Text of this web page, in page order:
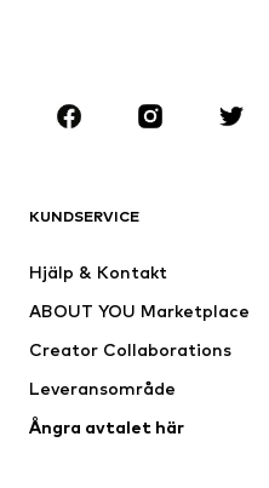
KLÄDER
Jackor
Badkläder
Tillfällen
Upcycling
KUNDSERVICE
Hjälp & Kontakt
ABOUT YOU Marketplace
Creator Collaborations
Leveransområde
Ångra avtalet här